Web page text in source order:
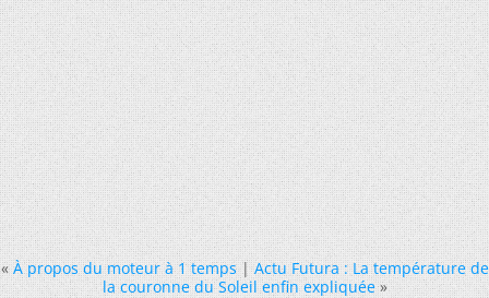
« À propos du moteur à 1 temps|Actu Futura : La température de
la couronne du Soleil enfin expliquée »